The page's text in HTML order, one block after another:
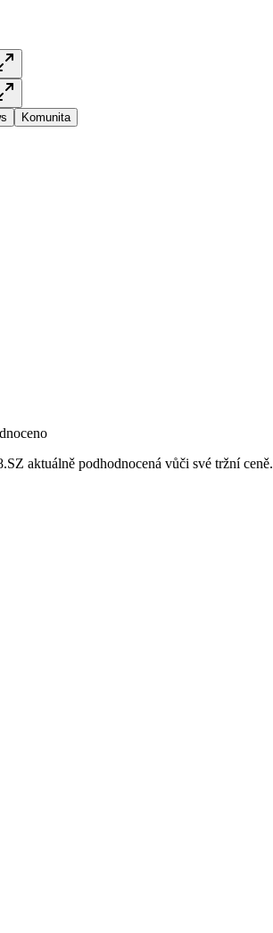
Komunita
aktuálně podhodnocená vůči své tržní ceně.